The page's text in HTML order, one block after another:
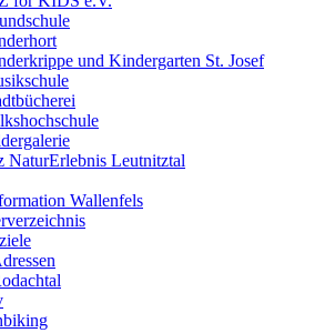
und Kindergarten St. Josef
NaturErlebnis Leutnitztal
Wallenfels